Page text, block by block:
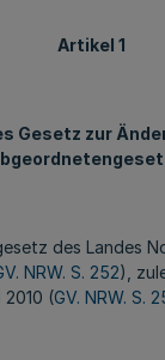
Artikel 1
Gesetz zur
des Landes
NRW. S. 252),
2010 (GV. NRW. S.